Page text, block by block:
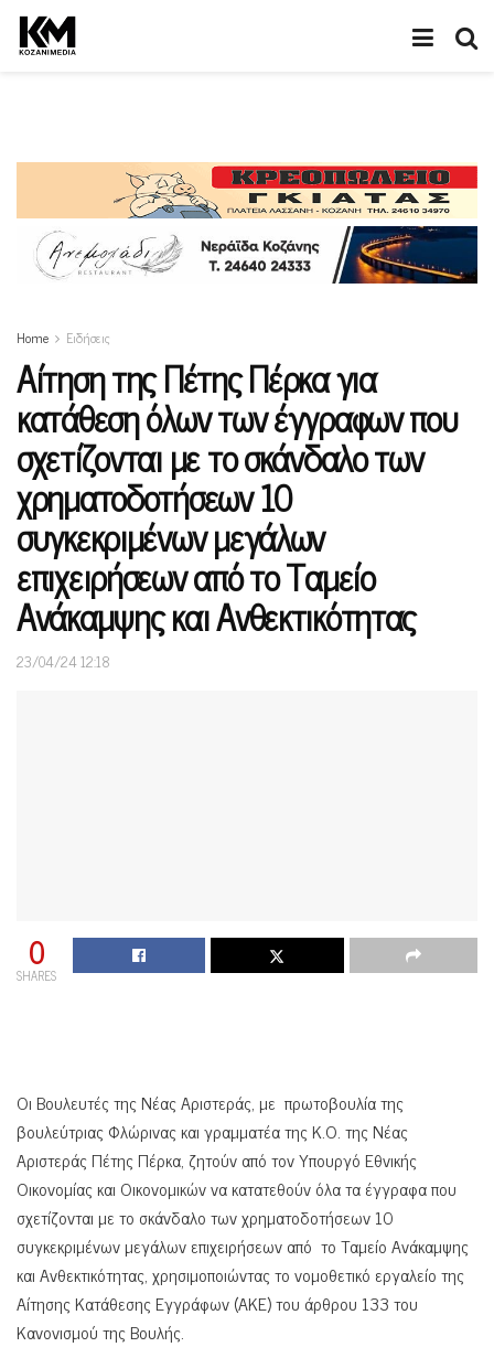
Home Ειδήσεις
Αίτηση της Πέτης Πέρκα για
κατάθεση όλων των έγγραφων που
σχετίζονται με το σκάνδαλο των
χρηματοδοτήσεων 10
συγκεκριμένων μεγάλων
επιχειρήσεων από το Ταμείο
Ανάκαμψης και Ανθεκτικότητας
23/04/24 12:18
0
SHARES
Οι Βουλευτές της Νέας Αριστεράς, με πρωτοβουλία της
βουλεύτριας Φλώρινας και γραμματέα της Κ.Ο. της Νέας
Αριστεράς Πέτης Πέρκα, ζητούν από τον Υπουργό Εθνικής
Οικονομίας και Οικονομικών να κατατεθούν όλα τα έγγραφα που
σχετίζονται με το σκάνδαλο των χρηματοδοτήσεων 10
συγκεκριμένων μεγάλων επιχειρήσεων από το Ταμείο Ανάκαμψης
και Ανθεκτικότητας, χρησιμοποιώντας το νομοθετικό εργαλείο της
Αίτησης Κατάθεσης Εγγράφων (ΑΚΕ) του άρθρου 133 του
Κανονισμού της Βουλής.